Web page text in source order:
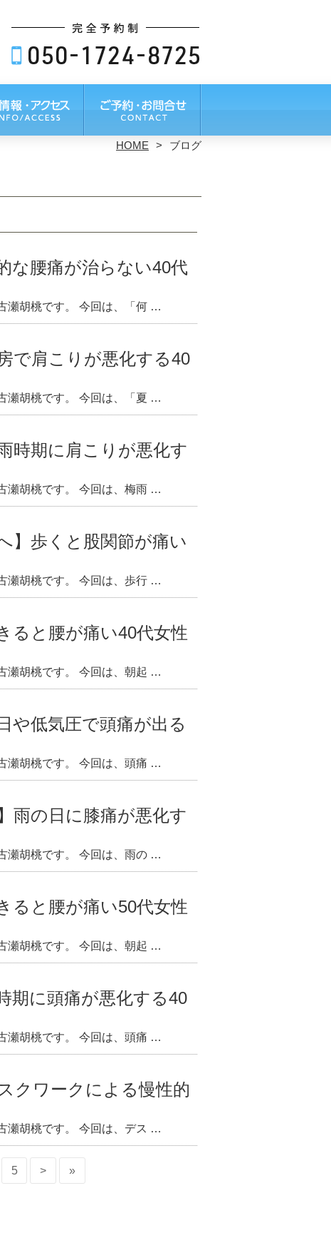
HOME ブログ
な腰痛が治らない40代
瀬胡桃です。 今回は、「何 …
で肩こりが悪化する40
瀬胡桃です。 今回は、「夏 …
時期に肩こりが悪化す
瀬胡桃です。 今回は、梅雨 …
】歩くと股関節が痛い
瀬胡桃です。 今回は、歩行 …
ると腰が痛い40代女性
瀬胡桃です。 今回は、朝起 …
や低気圧で頭痛が出る
瀬胡桃です。 今回は、頭痛 …
雨の日に膝痛が悪化す
瀬胡桃です。 今回は、雨の …
ると腰が痛い50代女性
瀬胡桃です。 今回は、朝起 …
期に頭痛が悪化する40
瀬胡桃です。 今回は、頭痛 …
クワークによる慢性的
瀬胡桃です。 今回は、デス …
5 > »